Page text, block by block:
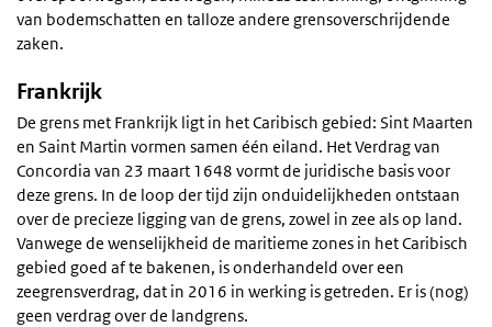
van bodemschatten en talloze andere grensoverschrijdende
zaken.
Frankrijk
De grens met Frankrijk ligt in het Caribisch gebied: Sint Maarten
en Saint Martin vormen samen één eiland. Het Verdrag van
Concordia van 23 maart 1648 vormt de juridische basis voor
deze grens. In de loop der tijd zijn onduidelijkheden ontstaan
over de precieze ligging van de grens, zowel in zee als op land.
Vanwege de wenselijkheid de maritieme zones in het Caribisch
gebied goed af te bakenen, is onderhandeld over een
zeegrensverdrag, dat in 2016 in werking is getreden. Er is (nog)
geen verdrag over de landgrens.